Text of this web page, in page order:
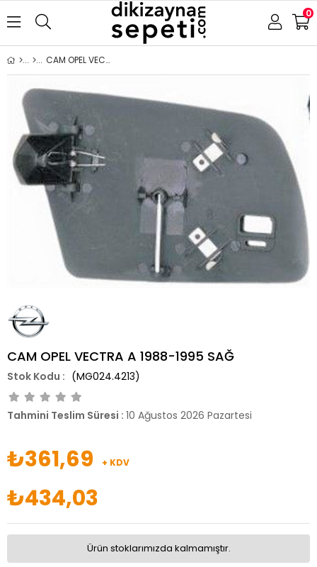
0
CAM OPEL VECTRA A 1988-1995 SAĞ
CAM OPEL VECTRA A 1988-1995 SAĞ
(MG024.4213)
Tahmini Teslim Süresi : 10 Ağustos 2026 Pazartesi
₺361,69 + KDV
₺434,03
Ürün stoklarımızda kalmamıştır.